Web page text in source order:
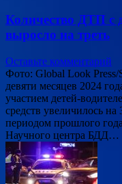
Количество ДТП с
выросло на треть
Оставьте комментарий
Фото: Global Look
девяти месяцев 2024
участием детей-
средств увеличилось
периодом прошлого
Научного центра БДД…